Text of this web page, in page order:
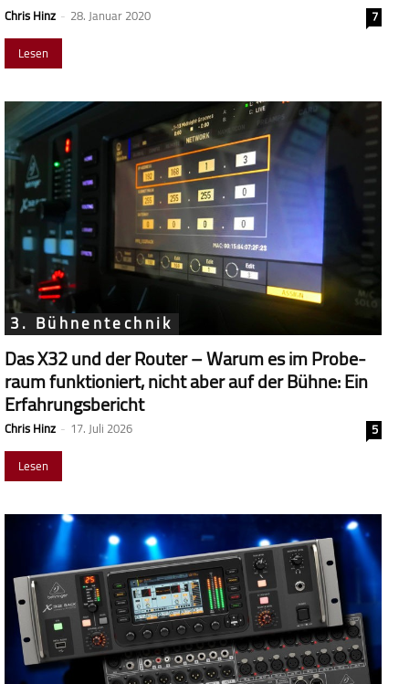
Chris Hinz - 28. Januar 2020
7
Lesen
3. Bühnentechnik
Das X32 und der Router – Warum es im Probe­
raum funk­tio­niert, nicht aber auf der Bühne: Ein
Erfahrungsbericht
Chris Hinz - 17. Juli 2026
5
Lesen